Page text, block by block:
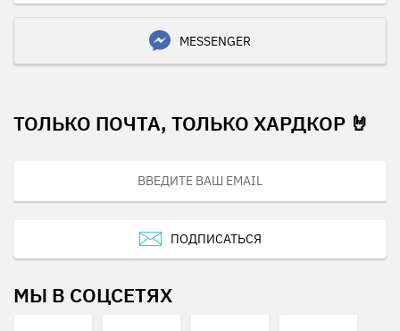
MESSENGER
ТОЛЬКО ПОЧТА, ТОЛЬКО ХАРДКОР 🤘
ПОДПИСАТЬСЯ
МЫ В СОЦСЕТЯХ